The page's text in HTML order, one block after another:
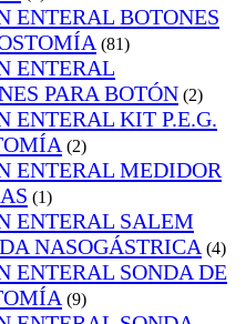
ENTERAL BOTONES
(81)
ENTERAL
PARA BOTÓN (2)
ENTERAL KIT P.E.G.
(2)
ENTERAL MEDIDOR
(1)
ENTERAL SALEM
NASOGÁSTRICA (4)
ENTERAL SONDA DE
(9)